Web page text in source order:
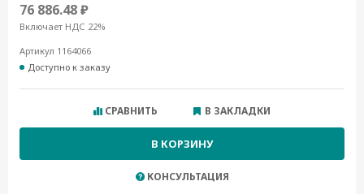
76 886.48 ₽
Включает НДС 22%
Артикул 1164066
Доступно к заказу
СРАВНИТЬ В ЗАКЛАДКИ
В КОРЗИНУ
КОНСУЛЬТАЦИЯ